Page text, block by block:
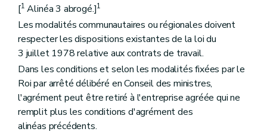
[1 Alinéa 3 abrogé.]1
Les modalités communautaires ou régionales doivent
respecter les dispositions existantes de la loi du
3 juillet 1978 relative aux contrats de travail.
Dans les conditions et selon les modalités fixées par le
Roi par arrêté délibéré en Conseil des ministres,
l'agrément peut être retiré à l'entreprise agréée qui ne
remplit plus les conditions d'agrément des
alinéas précédents.